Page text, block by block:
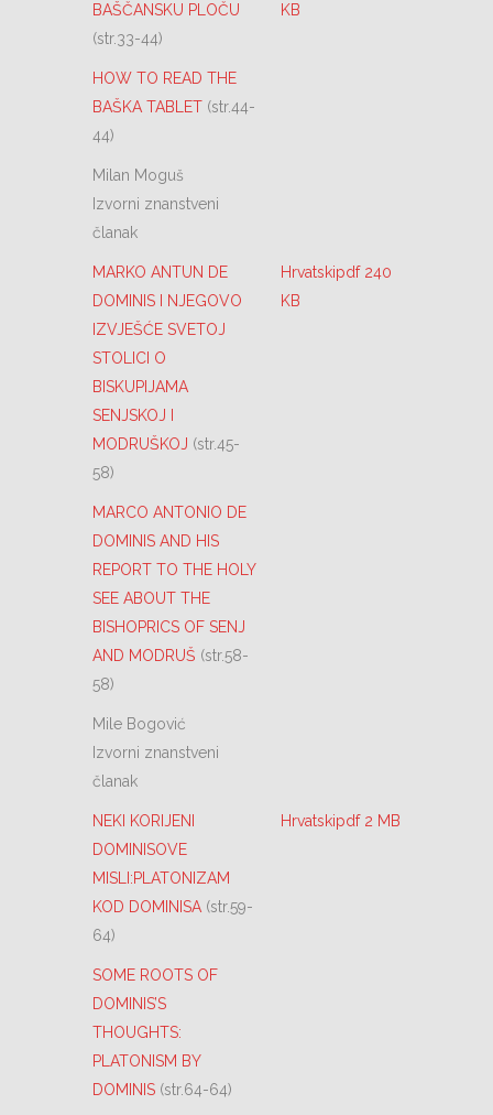
BAŠČANSKU PLOČU
(str.33-44)
KB
HOW TO READ THE
BAŠKA TABLET (str.44-
44)
Milan Moguš
Izvorni znanstveni
članak
MARKO ANTUN DE
DOMINIS I NJEGOVO
IZVJEŠĆE SVETOJ
STOLICI O
BISKUPIJAMA
SENJSKOJ I
MODRUŠKOJ (str.45-
58)
Hrvatskipdf 240
KB
MARCO ANTONIO DE
DOMINIS AND HIS
REPORT TO THE HOLY
SEE ABOUT THE
BISHOPRICS OF SENJ
AND MODRUŠ (str.58-
58)
Mile Bogović
Izvorni znanstveni
članak
NEKI KORIJENI
DOMINISOVE
MISLI:PLATONIZAM
KOD DOMINISA (str.59-
64)
Hrvatskipdf 2 MB
SOME ROOTS OF
DOMINIS’S
THOUGHTS:
PLATONISM BY
DOMINIS (str.64-64)